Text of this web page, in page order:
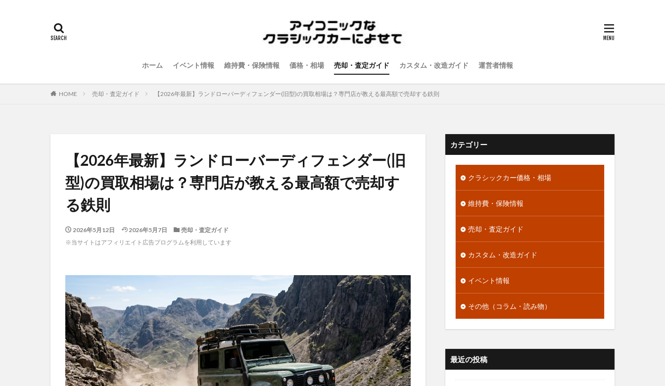
ホーム イベント情報 維持費・保険情報 価格・相場 売却・査定ガイド カスタム・改造ガイド 運営者情報
HOME 売却・査定ガイド 【2026年最新】ランドローバーディフェンダー(旧型)の買取相場は？専門店が教える最高額で売却する鉄則
【2026年最新】ランドローバーディフェンダー(旧
型)の買取相場は？専門店が教える最高額で売却す
る鉄則
2026年5月12日 2026年5月7日
売却・査定ガイド
※当サイトはアフィリエイト広告プログラムを利用しています
カテゴリー
クラシックカー価格・相場
維持費・保険情報
売却・査定ガイド
カスタム・改造ガイド
イベント情報
その他（コラム・読み物）
最近の投稿